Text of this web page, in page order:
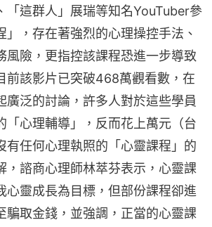
「這群人」展瑞等知名YouTuber參
」，存在著強烈的心理操控手法、
風險，更指控該課程恐進一步導致
前該影片已突破468萬觀看數，在
廣泛的討論，許多人對於這些學員
「心理輔導」，反而花上萬元（台
有任何心理執照的「心靈課程」的
，諮商心理師林萃芬表示，心靈課
心靈成長為目標，但部份課程卻進
騙取金錢，並強調，正當的心靈課